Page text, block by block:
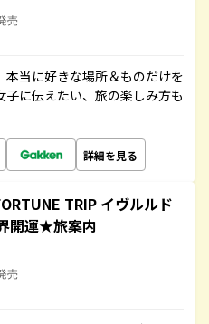
売
当に好きな場所＆ものだけを
に伝えたい、旅の楽しみ方も
詳細を見る
TRIP イヴルルド
開運★旅案内
売